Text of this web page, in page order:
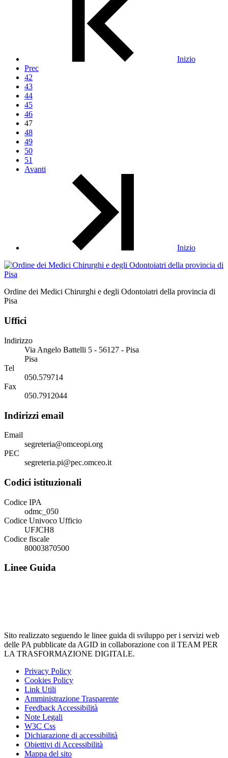
Inizio
Prec
42
43
44
45
46
47
48
49
50
51
Avanti
Inizio
Ordine dei Medici Chirurghi e degli Odontoiatri della provincia di
Pisa
Uffici
Indirizzo
Via Angelo Battelli 5 - 56127 - Pisa
Pisa
Tel
050.579714
Fax
050.7912044
Indirizzi email
Email
segreteria@omceopi.org
PEC
segreteria.pi@pec.omceo.it
Codici istituzionali
Codice IPA
odmc_050
Codice Univoco Ufficio
UFJCH8
Codice fiscale
80003870500
Linee Guida
Sito realizzato seguendo le linee guida di sviluppo per i servizi web
delle PA pubblicate da AGID in collaborazione con il TEAM PER
LA TRASFORMAZIONE DIGITALE.
Privacy Policy
Cookies Policy
Link Utili
Amministrazione Trasparente
Feedback Accessibilità
Note Legali
W3C Css
Dichiarazione di accessibilità
Obiettivi di Accessibilità
Mappa del sito